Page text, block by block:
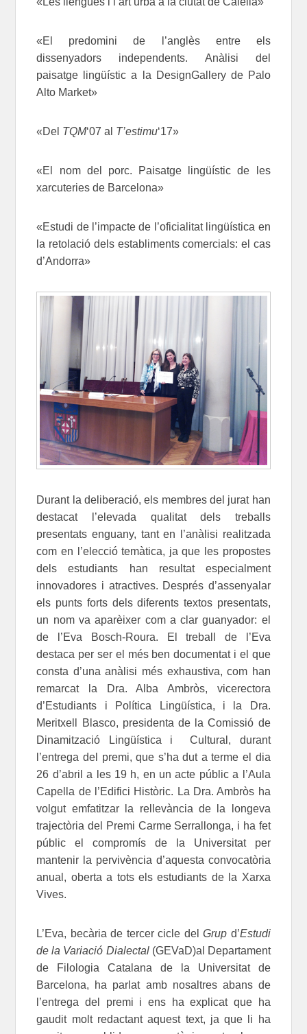
«El predomini de l’anglès entre els
dissenyadors independents. Anàlisi del
paisatge lingüístic a la DesignGallery de Palo
Alto Market»
«Del TQM‘07 al T’estimu‘17»
«El nom del porc. Paisatge lingüístic de les
xarcuteries de Barcelona»
«Estudi de l’impacte de l’oficialitat lingüística en
la retolació dels establiments comercials: el cas
d’Andorra»
Durant la deliberació, els membres del jurat han
destacat l’elevada qualitat dels treballs
presentats enguany, tant en l’anàlisi realitzada
com en l’elecció temàtica, ja que les propostes
dels estudiants han resultat especialment
innovadores i atractives. Després d’assenyalar
els punts forts dels diferents textos presentats,
un nom va aparèixer com a clar guanyador: el
de l’Eva Bosch-Roura. El treball de l’Eva
destaca per ser el més ben documentat i el que
consta d’una anàlisi més exhaustiva, com han
remarcat la Dra. Alba Ambròs, vicerectora
d’Estudiants i Política Lingüística, i la Dra.
Meritxell Blasco, presidenta de la Comissió de
Dinamització Lingüística i Cultural, durant
l’entrega del premi, que s’ha dut a terme el dia
26 d’abril a les 19 h, en un acte públic a l’Aula
Capella de l’Edifici Històric. La Dra. Ambròs ha
volgut emfatitzar la rellevància de la longeva
trajectòria del Premi Carme Serrallonga, i ha fet
públic el compromís de la Universitat per
mantenir la pervivència d’aquesta convocatòria
anual, oberta a tots els estudiants de la Xarxa
Vives.
L’Eva, becària de tercer cicle delGrup d’Estudi
de la Variació Dialectal(GEVaD)al Departament
de Filologia Catalana de la Universitat de
Barcelona, ha parlat amb nosaltres abans de
l’entrega del premi i ens ha explicat que ha
gaudit molt redactant aquest text, ja que li ha